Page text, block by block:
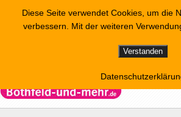
Diese Seite verwendet Cookies, um die
verbessern. Mit der weiteren
Verstanden